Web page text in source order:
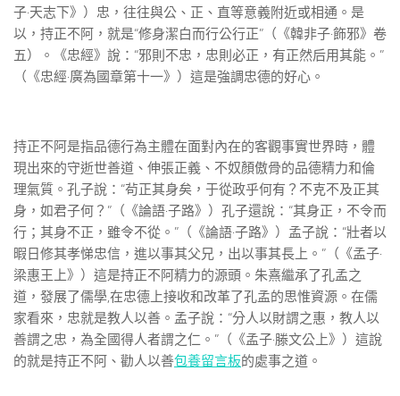
子·天志下》）忠，往往與公、正、直等意義附近或相通。是
以，持正不阿，就是“修身潔白而行公行正”（《韓非子·飾邪》卷
五）。《忠經》說：“邪則不忠，忠則必正，有正然后用其能。”
（《忠經·廣為國章第十一》）這是強調忠德的好心。
持正不阿是指品德行為主體在面對內在的客觀事實世界時，體
現出來的守逝世善道、伸張正義、不奴顏傲骨的品德精力和倫
理氣質。孔子說：“茍正其身矣，于從政乎何有？不克不及正其
身，如君子何？”（《論語·子路》）孔子還說：“其身正，不令而
行；其身不正，雖令不從。”（《論語·子路》）孟子說：“壯者以
暇日修其孝悌忠信，進以事其父兄，出以事其長上。”（《孟子·
梁惠王上》）這是持正不阿精力的源頭。朱熹繼承了孔孟之
道，發展了儒學,在忠德上接收和改革了孔孟的思惟資源。在儒
家看來，忠就是教人以善。孟子說：“分人以財謂之惠，教人以
善謂之忠，為全國得人者謂之仁。”（《孟子·滕文公上》）這說
的就是持正不阿、勸人以善包養留言板的處事之道。